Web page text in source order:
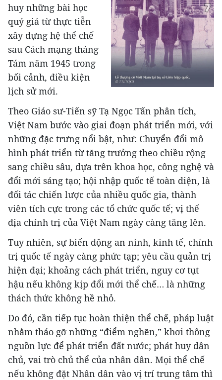
huy những bài học
quý giá từ thực tiễn
xây dựng hệ thể chế
sau Cách mạng tháng
Tám năm 1945 trong
bối cảnh, điều kiện
lịch sử mới.
Theo Giáo sư-Tiến sỹ Tạ Ngọc Tấn phân tích,
Việt Nam bước vào giai đoạn phát triển mới, với
những đặc trưng nổi bật, như: Chuyển đổi mô
hình phát triển từ tăng trưởng theo chiều rộng
sang chiều sâu, dựa trên khoa học, công nghệ và
đổi mới sáng tạo; hội nhập quốc tế toàn diện, là
đối tác chiến lược của nhiều quốc gia, thành
viên tích cực trong các tổ chức quốc tế; vị thế
địa chính trị của Việt Nam ngày càng tăng lên.
Tuy nhiên, sự biến động an ninh, kinh tế, chính
trị quốc tế ngày càng phức tạp; yêu cầu quản trị
hiện đại; khoảng cách phát triển, nguy cơ tụt
hậu nếu không kịp đổi mới thể chế… là những
thách thức không hề nhỏ.
Do đó, cần tiếp tục hoàn thiện thể chế, pháp luật
nhằm tháo gỡ những “điểm nghẽn,” khơi thông
nguồn lực để phát triển đất nước; phát huy dân
chủ, vai trò chủ thể của nhân dân. Mọi thể chế
nếu không đặt Nhân dân vào vị trí trung tâm thì